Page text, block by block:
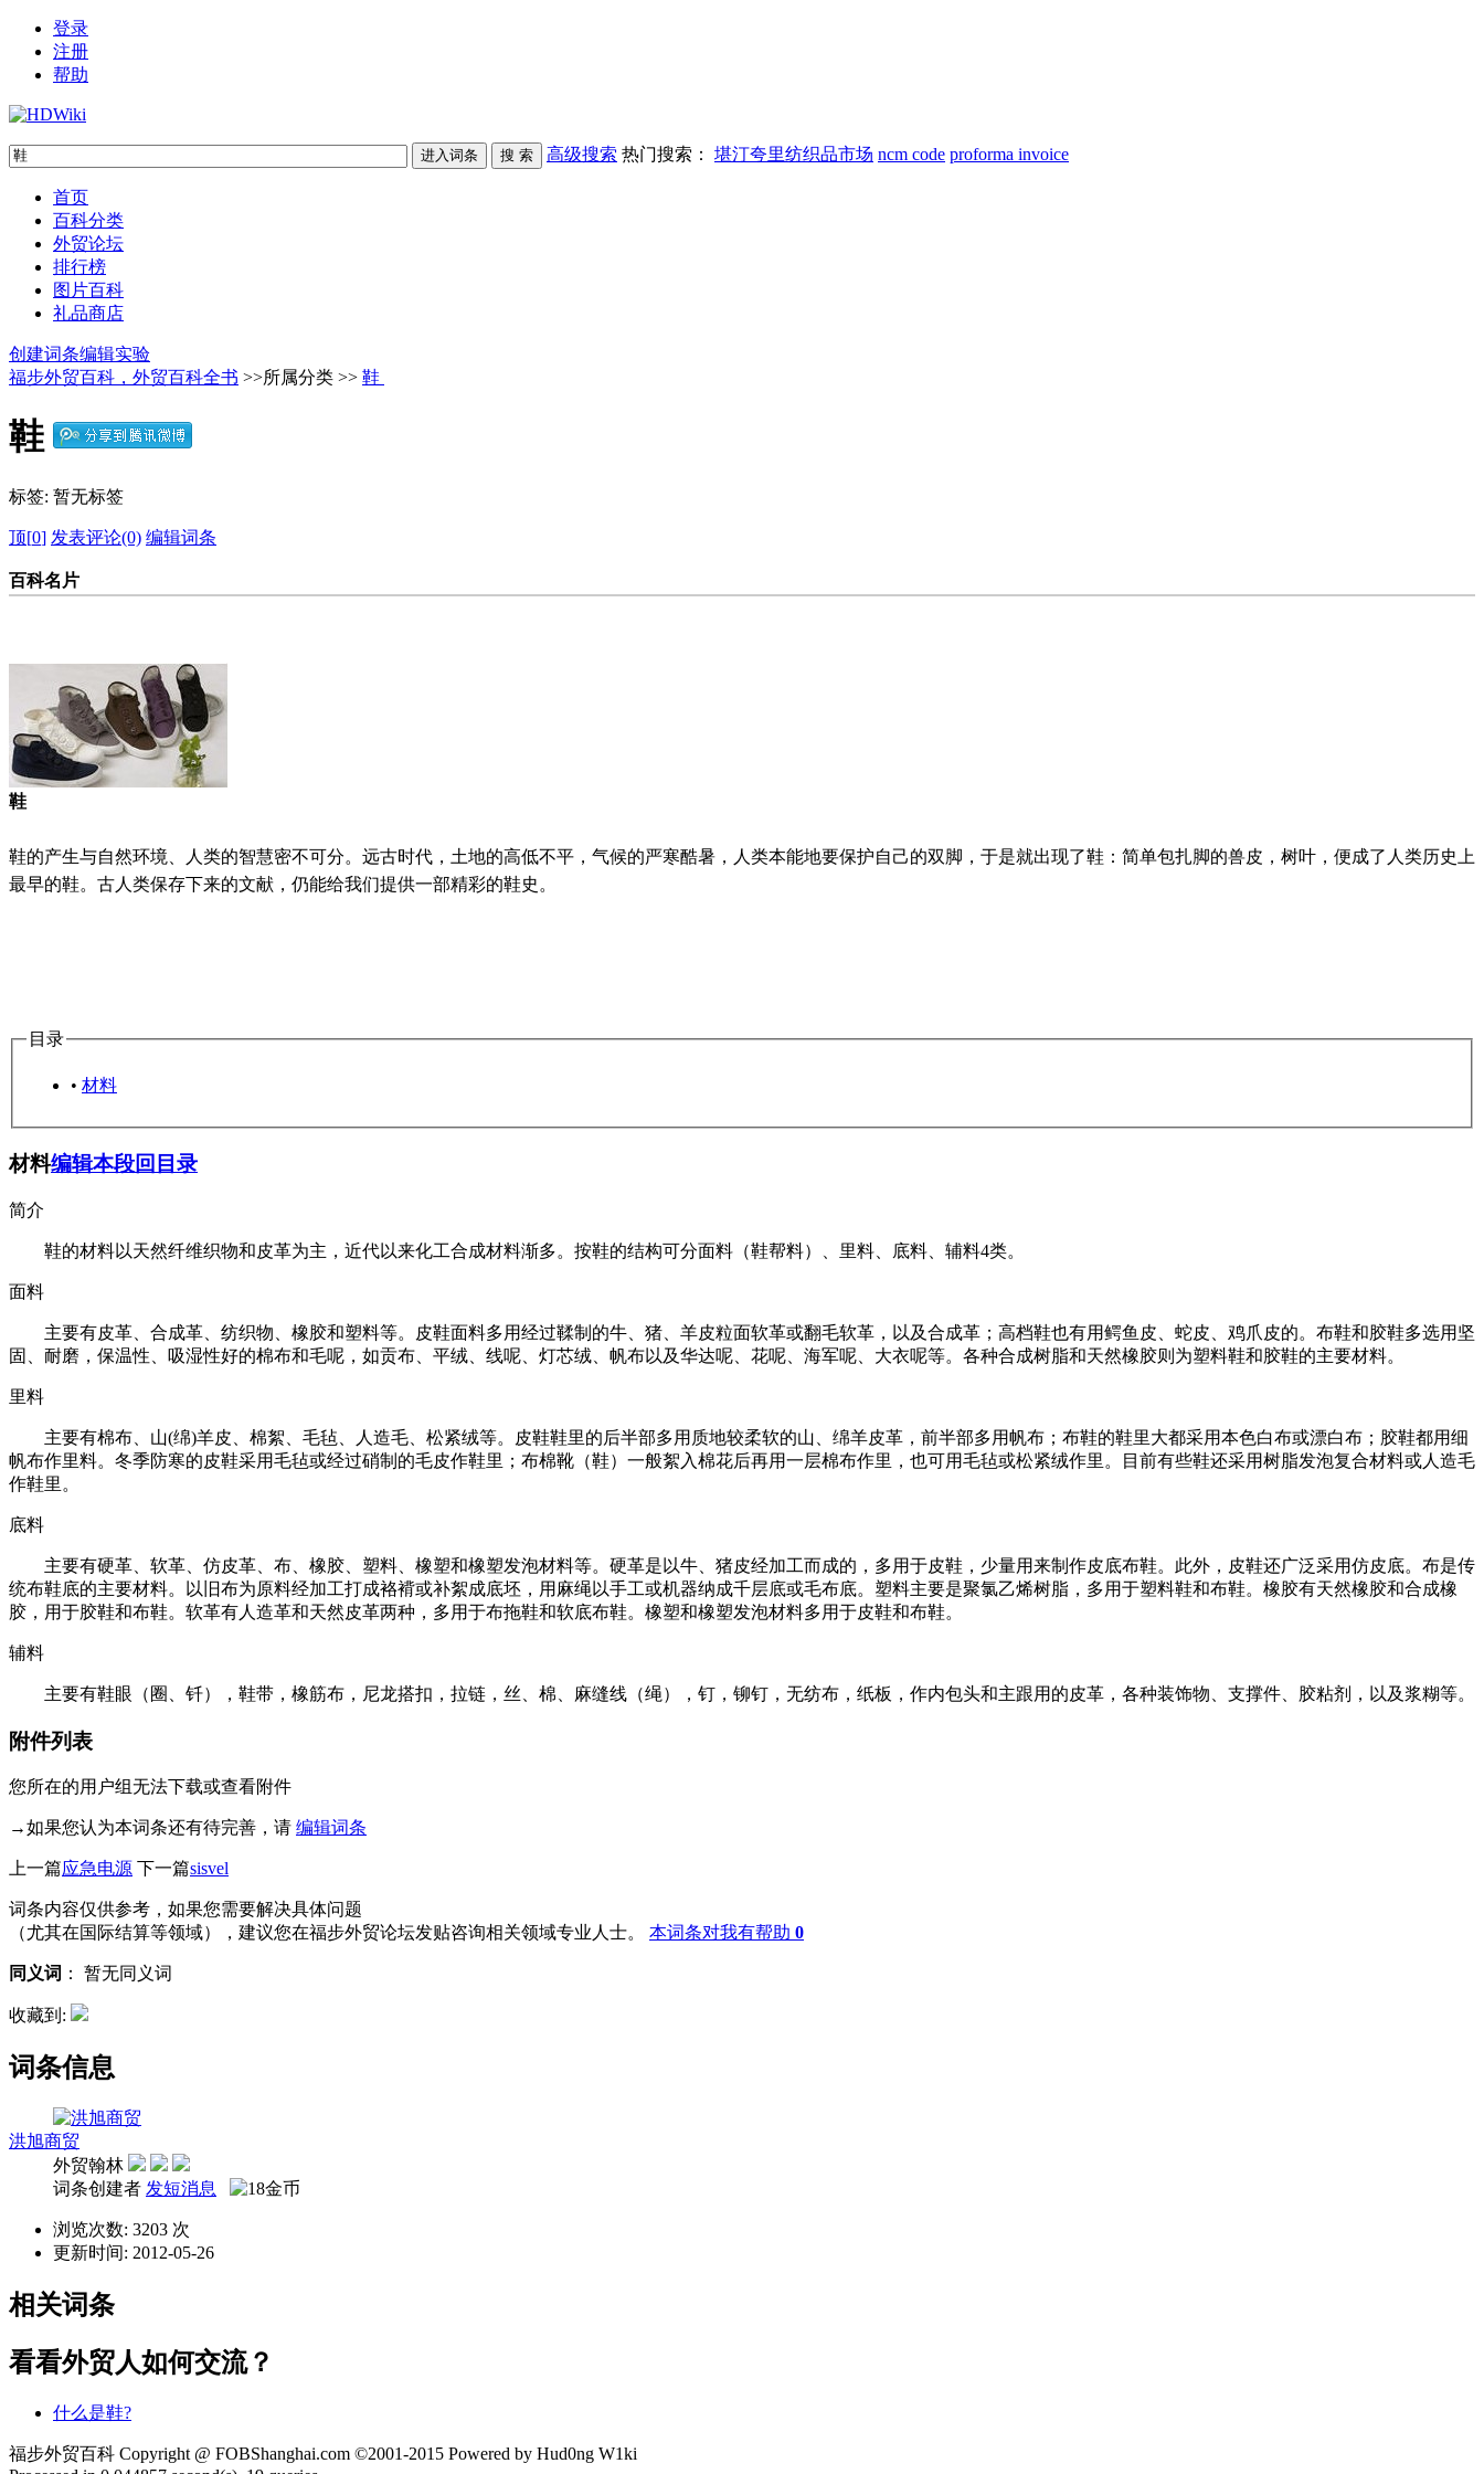
登录
注册
帮助
高级搜索 热门搜索： 堪汀夸里纺织品市场 ncm code proforma invoice
首页
百科分类
外贸论坛
排行榜
图片百科
礼品商店
创建词条编辑实验
福步外贸百科，外贸百科全书 >>所属分类 >> 鞋
鞋
标签: 暂无标签
顶[0] 发表评论(0) 编辑词条
百科名片
鞋
鞋的产生与自然环境、人类的智慧密不可分。远古时代，土地的高低不平，气候的严寒酷暑，人类本能地要保护自己的双脚，于是就出现了鞋：简单包扎脚的兽皮，树叶，便成了人类历史上
最早的鞋。古人类保存下来的文献，仍能给我们提供一部精彩的鞋史。
目录
• 材料
材料编辑本段回目录
简介
鞋的材料以天然纤维织物和皮革为主，近代以来化工合成材料渐多。按鞋的结构可分面料（鞋帮料）、里料、底料、辅料4类。
面料
主要有皮革、合成革、纺织物、橡胶和塑料等。皮鞋面料多用经过鞣制的牛、猪、羊皮粒面软革或翻毛软革，以及合成革；高档鞋也有用鳄鱼皮、蛇皮、鸡爪皮的。布鞋和胶鞋多选用坚
固、耐磨，保温性、吸湿性好的棉布和毛呢，如贡布、平绒、线呢、灯芯绒、帆布以及华达呢、花呢、海军呢、大衣呢等。各种合成树脂和天然橡胶则为塑料鞋和胶鞋的主要材料。
里料
主要有棉布、山(绵)羊皮、棉絮、毛毡、人造毛、松紧绒等。皮鞋鞋里的后半部多用质地较柔软的山、绵羊皮革，前半部多用帆布；布鞋的鞋里大都采用本色白布或漂白布；胶鞋都用细
帆布作里料。冬季防寒的皮鞋采用毛毡或经过硝制的毛皮作鞋里；布棉靴（鞋）一般絮入棉花后再用一层棉布作里，也可用毛毡或松紧绒作里。目前有些鞋还采用树脂发泡复合材料或人造毛
作鞋里。
底料
主要有硬革、软革、仿皮革、布、橡胶、塑料、橡塑和橡塑发泡材料等。硬革是以牛、猪皮经加工而成的，多用于皮鞋，少量用来制作皮底布鞋。此外，皮鞋还广泛采用仿皮底。布是传
统布鞋底的主要材料。以旧布为原料经加工打成袼褙或补絮成底坯，用麻绳以手工或机器纳成千层底或毛布底。塑料主要是聚氯乙烯树脂，多用于塑料鞋和布鞋。橡胶有天然橡胶和合成橡
胶，用于胶鞋和布鞋。软革有人造革和天然皮革两种，多用于布拖鞋和软底布鞋。橡塑和橡塑发泡材料多用于皮鞋和布鞋。
辅料
主要有鞋眼（圈、钎），鞋带，橡筋布，尼龙搭扣，拉链，丝、棉、麻缝线（绳），钉，铆钉，无纺布，纸板，作内包头和主跟用的皮革，各种装饰物、支撑件、胶粘剂，以及浆糊等。
附件列表
您所在的用户组无法下载或查看附件
→如果您认为本词条还有待完善，请 编辑词条
上一篇应急电源 下一篇sisvel
词条内容仅供参考，如果您需要解决具体问题
（尤其在国际结算等领域），建议您在福步外贸论坛发贴咨询相关领域专业人士。
本词条对我有帮助 0
同义词 ： 暂无同义词
收藏到:
词条信息
洪旭商贸
外贸翰林
词条创建者 发短消息
浏览次数: 3203 次
更新时间: 2012-05-26
相关词条
看看外贸人如何交流？
什么是鞋?
福步外贸百科 Copyright @ FOBShanghai.com ©2001-2015 Powered by Hud0ng W1ki